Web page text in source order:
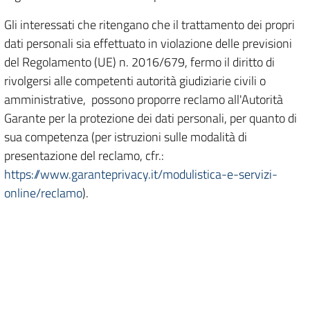
Gli interessati che ritengano che il trattamento dei propri
dati personali sia effettuato in violazione delle previsioni
del Regolamento (UE) n. 2016/679, fermo il diritto di
rivolgersi alle competenti autorità giudiziarie civili o
amministrative, possono proporre reclamo all'Autorità
Garante per la protezione dei dati personali, per quanto di
sua competenza (per istruzioni sulle modalità di
presentazione del reclamo, cfr.:
https://www.garanteprivacy.it/modulistica-e-servizi-
online/reclamo).